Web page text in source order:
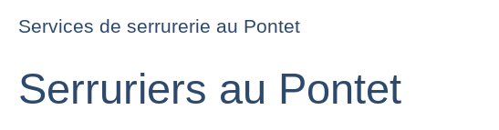
Services de serrurerie au Pontet
Serruriers au Pontet